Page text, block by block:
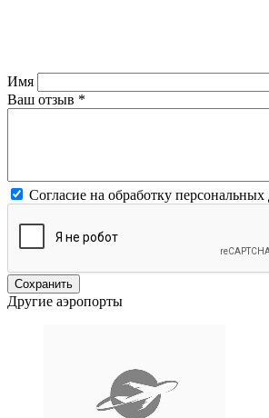
Имя
Ваш отзыв *
Согласие на обработку
Другие аэропорты